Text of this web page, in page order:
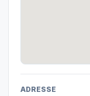
ADRESSE